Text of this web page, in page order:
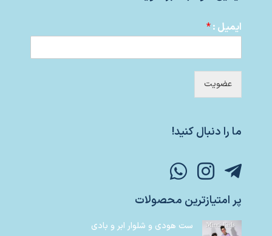
ایمیل :*
عضویت
ما را دنبال کنید!
پر امتیازترین محصولات
ست هودی و شلوار ابر و بادی